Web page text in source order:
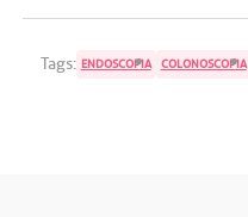
Tags: ENDOSCOPIA COLONOSCOPIA